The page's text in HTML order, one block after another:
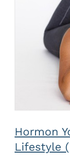
Hormon
Lifestyle